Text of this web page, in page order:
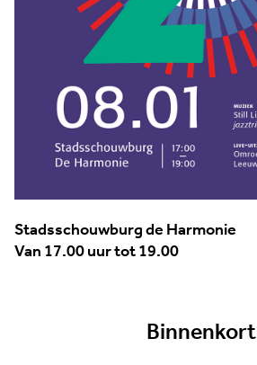
Stadsschouwburg de Harmonie
Van 17.00 uur tot 19.00
Binnenkort